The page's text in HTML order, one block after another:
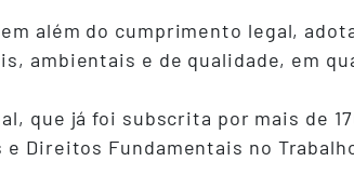
além do cumprimento legal,
ambientais e de qualidade, em
que já foi subscrita por mais de
Direitos Fundamentais no